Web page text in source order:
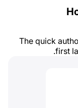
The quick
first